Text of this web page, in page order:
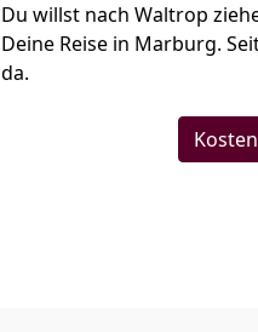
Du willst nach Waltrop
Deine Reise in Marburg.
da.